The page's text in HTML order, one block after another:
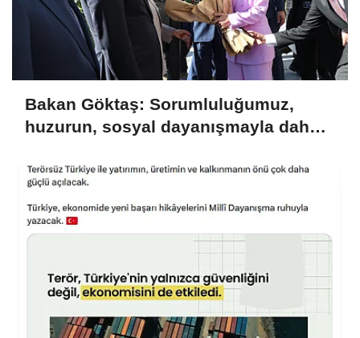
Bakan Göktaş: Sorumluluğumuz,
huzurun, sosyal dayanışmayla daha